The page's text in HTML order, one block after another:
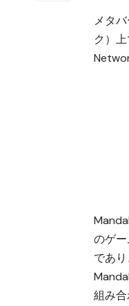
メタ
ク）
のゲ
であ
組み